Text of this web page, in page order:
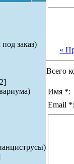
заказ)
«
Всего
Имя *:
Email *: